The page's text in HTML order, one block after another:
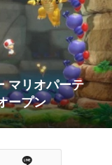
マリオパーテ
ープン